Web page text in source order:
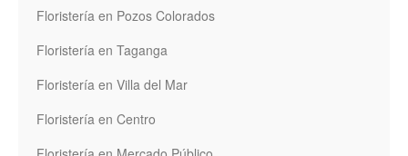
Floristería en Pozos Colorados
Floristería en Taganga
Floristería en Villa del Mar
Floristería en Centro